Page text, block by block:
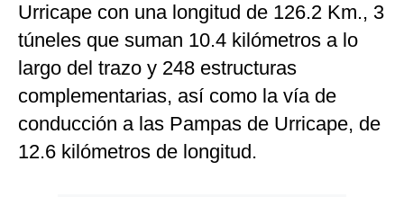
Urricape con una longitud de 126.2 Km., 3
túneles que suman 10.4 kilómetros a lo
largo del trazo y 248 estructuras
complementarias, así como la vía de
conducción a las Pampas de Urricape, de
12.6 kilómetros de longitud.